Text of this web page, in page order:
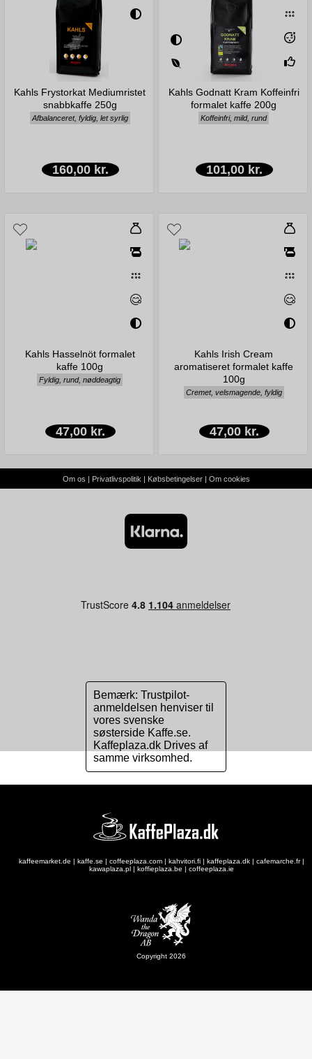
Kahls Frystorkat Mediumristet
snabbkaffe 250g
Afbalanceret, fyldig, let syrlig
160,00 kr.
Kahls Godnatt Kram Koffeinfri
formalet kaffe 200g
Koffeinfri, mild, rund
101,00 kr.
Kahls Hasselnöt formalet
kaffe 100g
Fyldig, rund, nøddeagtig
47,00 kr.
Kahls Irish Cream
aromatiseret formalet kaffe
100g
Cremet, velsmagende, fyldig
47,00 kr.
Om os | Privatlivspolitik | Købsbetingelser| Om cookies
Bemærk: Trustpilot-
anmeldelsen henviser til
vores svenske
søsterside Kaffe.se.
Kaffeplaza.dk Drives af
samme virksomhed.
kaffeemarket.de kaffe.se coffeeplaza.com| kahvitori.fi| kaffeplaza.dk| cafemarche.fr|
kawaplaza.pl
koffieplaza.be coffeeplaza.ie
Copyright 2026